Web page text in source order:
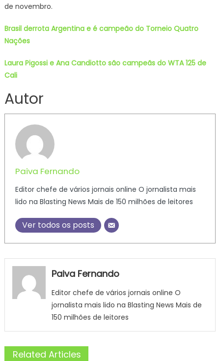
de novembro.
Brasil derrota Argentina e é campeão do Torneio Quatro
Nações
Laura Pigossi e Ana Candiotto são campeãs do WTA 125 de
Cali
Autor
Paiva Fernando
Editor chefe de vários jornais online O jornalista mais
lido na Blasting News Mais de 150 milhões de leitores
Ver todos os posts
Paiva Fernando
Editor chefe de vários jornais online O
jornalista mais lido na Blasting News Mais de
150 milhões de leitores
Related Articles